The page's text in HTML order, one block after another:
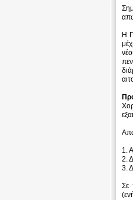
Η
1.
2.
3.
Σε